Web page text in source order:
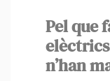
Pel que
elèctrics
n’han